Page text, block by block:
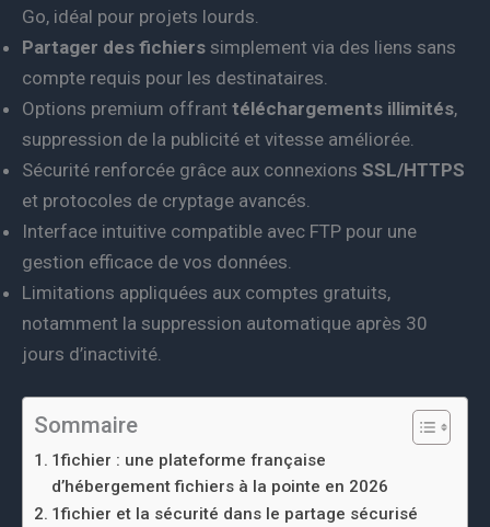
Go, idéal pour projets lourds.
Partager des fichiers simplement via des liens sans
compte requis pour les destinataires.
Options premium offrant téléchargements illimités,
suppression de la publicité et vitesse améliorée.
Sécurité renforcée grâce aux connexions SSL/HTTPS
et protocoles de cryptage avancés.
Interface intuitive compatible avec FTP pour une
gestion efficace de vos données.
Limitations appliquées aux comptes gratuits,
notamment la suppression automatique après 30
jours d’inactivité.
Sommaire
1fichier : une plateforme française
d’hébergement fichiers à la pointe en 2026
1fichier et la sécurité dans le partage sécurisé